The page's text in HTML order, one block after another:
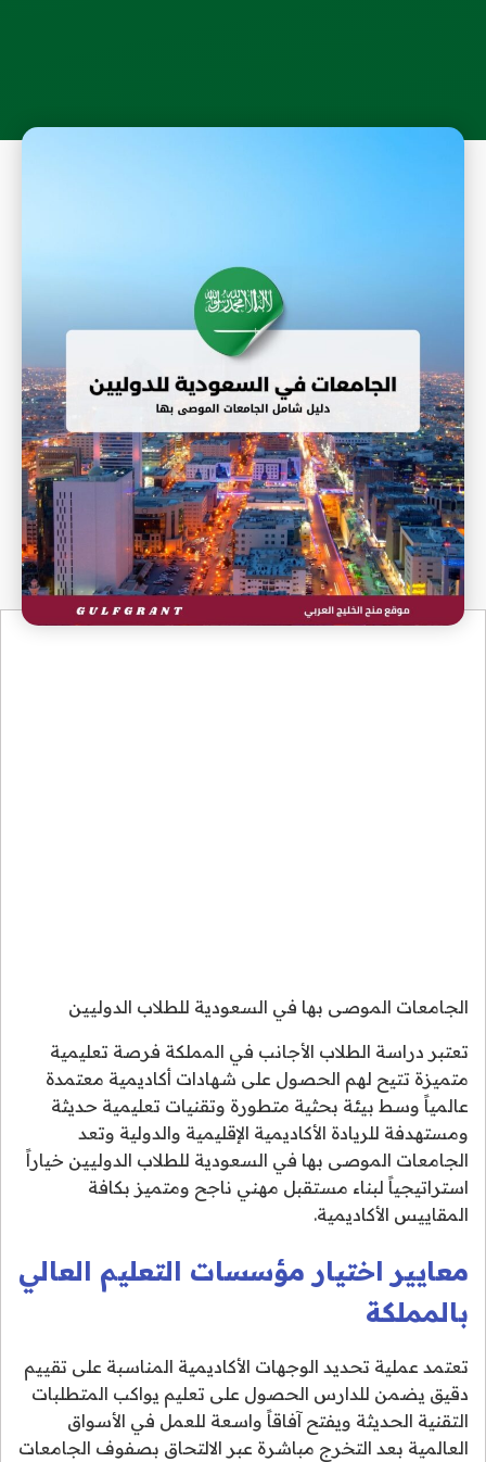
الجامعات الموصى بها في السعودية للطلاب الدوليين
تعتبر دراسة الطلاب الأجانب في المملكة فرصة تعليمية
متميزة تتيح لهم الحصول على شهادات أكاديمية معتمدة
عالمياً وسط بيئة بحثية متطورة وتقنيات تعليمية حديثة
ومستهدفة للريادة الأكاديمية الإقليمية والدولية وتعد
الجامعات الموصى بها في السعودية للطلاب الدوليين خياراً
استراتيجياً لبناء مستقبل مهني ناجح ومتميز بكافة
المقاييس الأكاديمية.
معايير اختيار مؤسسات التعليم العالي
بالمملكة
تعتمد عملية تحديد الوجهات الأكاديمية المناسبة على تقييم
دقيق يضمن للدارس الحصول على تعليم يواكب المتطلبات
التقنية الحديثة ويفتح آفاقاً واسعة للعمل في الأسواق
العالمية بعد التخرج مباشرة عبر الالتحاق بصفوف الجامعات